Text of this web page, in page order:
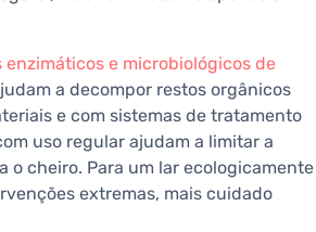
enzimáticos e microbiológicos de
a decompor restos orgânicos
e com sistemas de tratamento
uso regular ajudam a limitar a
o cheiro. Para um lar ecologicamente
extremas, mais cuidado